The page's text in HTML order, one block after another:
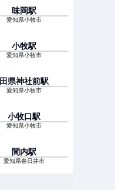
味岡駅
愛知県小牧市
小牧駅
愛知県小牧市
田県神社前駅
愛知県小牧市
小牧口駅
愛知県小牧市
間内駅
愛知県春日井市